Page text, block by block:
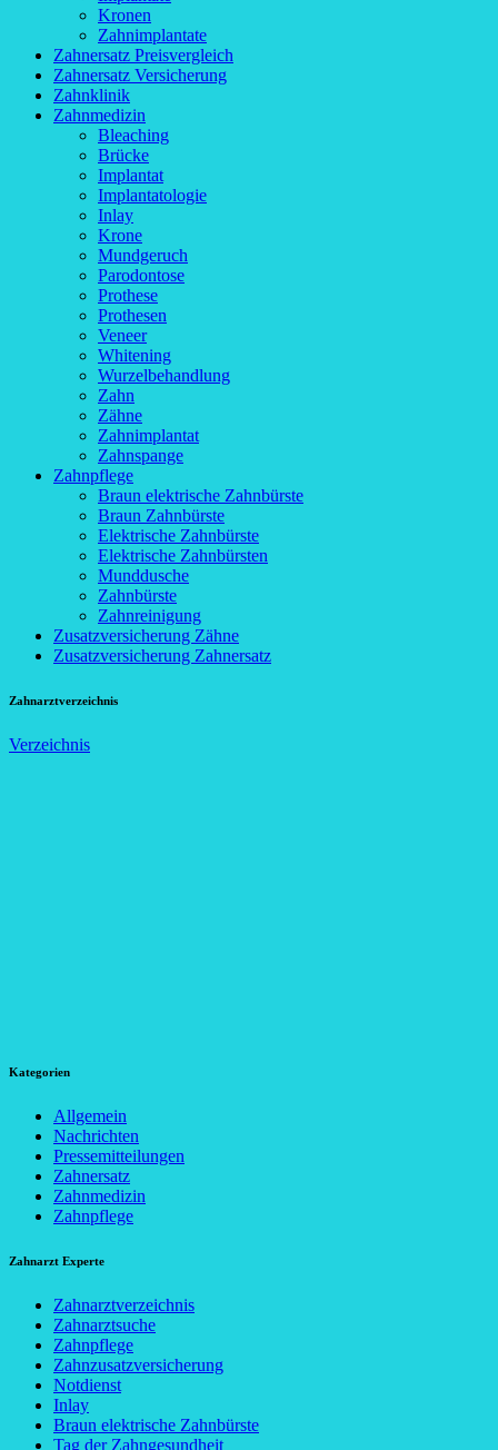
Kronen
Zahnimplantate
Zahnersatz Preisvergleich
Zahnersatz Versicherung
Zahnklinik
Zahnmedizin
Bleaching
Brücke
Implantat
Implantatologie
Inlay
Krone
Mundgeruch
Parodontose
Prothese
Prothesen
Veneer
Whitening
Wurzelbehandlung
Zahn
Zähne
Zahnimplantat
Zahnspange
Zahnpflege
Braun elektrische Zahnbürste
Braun Zahnbürste
Elektrische Zahnbürste
Elektrische Zahnbürsten
Munddusche
Zahnbürste
Zahnreinigung
Zusatzversicherung Zähne
Zusatzversicherung Zahnersatz
Zahnarztverzeichnis
Verzeichnis
Kategorien
Allgemein
Nachrichten
Pressemitteilungen
Zahnersatz
Zahnmedizin
Zahnpflege
Zahnarzt Experte
Zahnarztverzeichnis
Zahnarztsuche
Zahnpflege
Zahnzusatzversicherung
Notdienst
Inlay
Braun elektrische Zahnbürste
Tag der Zahngesundheit